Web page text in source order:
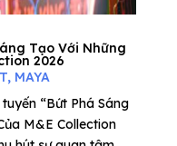
Tạo Với Những
2026
, MAYA
“Bứt Phá Sáng
M&E Collection